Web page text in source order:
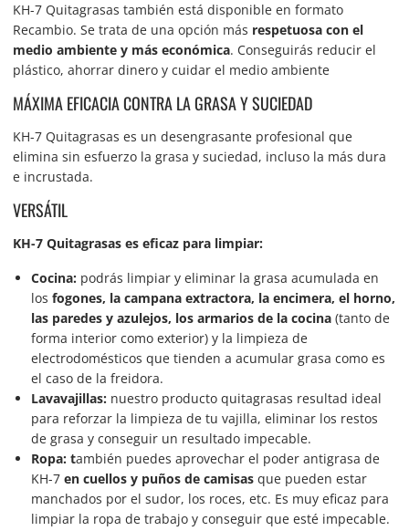
KH-7 Quitagrasas también está disponible en formato
Recambio. Se trata de una opción más respetuosa con el
medio ambiente y más económica. Conseguirás reducir el
plástico, ahorrar dinero y cuidar el medio ambiente
MÁXIMA EFICACIA CONTRA LA GRASA Y SUCIEDAD
KH-7 Quitagrasas es un desengrasante profesional que
elimina sin esfuerzo la grasa y suciedad, incluso la más dura
e incrustada.
VERSÁTIL
KH-7 Quitagrasas es eficaz para limpiar:
Cocina: podrás limpiar y eliminar la grasa acumulada en
los fogones, la campana extractora, la encimera, el horno,
las paredes y azulejos, los armarios de la cocina(tanto de
forma interior como exterior) y la limpieza de
electrodomésticos que tienden a acumular grasa como es
el caso de la freidora.
Lavavajillas: nuestro producto quitagrasas resultad ideal
para reforzar la limpieza de tu vajilla, eliminar los restos
de grasa y conseguir un resultado impecable.
Ropa: también puedes aprovechar el poder antigrasa de
KH-7 en cuellos y puños de camisasque pueden estar
manchados por el sudor, los roces, etc. Es muy eficaz para
limpiar la ropa de trabajo y conseguir que esté impecable.